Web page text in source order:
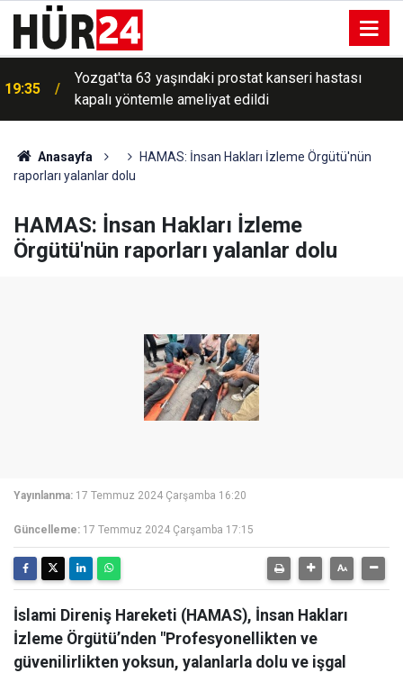
19:35
Yozgat'ta 63 yaşındaki prostat kanseri hastası
kapalı yöntemle ameliyat edildi
Anasayfa
HAMAS: İnsan Hakları İzleme Örgütü'nün
raporları yalanlar dolu
HAMAS: İnsan Hakları İzleme
Örgütü'nün raporları yalanlar dolu
Yayınlanma: 17 Temmuz 2024 Çarşamba 16:20
Güncelleme: 17 Temmuz 2024 Çarşamba 17:15
İslami Direniş Hareketi (HAMAS), İnsan Hakları
İzleme Örgütü’nden "Profesyonellikten ve
güvenilirlikten yoksun, yalanlarla dolu ve işgal